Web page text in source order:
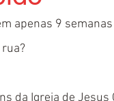
apenas 9
da Igreja de